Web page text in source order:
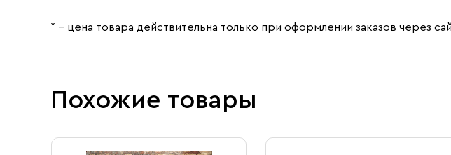
* – цена товара действительна только при оформлении заказов через
Похожие товары